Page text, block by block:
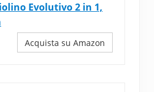
Evolutivo 2 in 1,
Acquista su Amazon